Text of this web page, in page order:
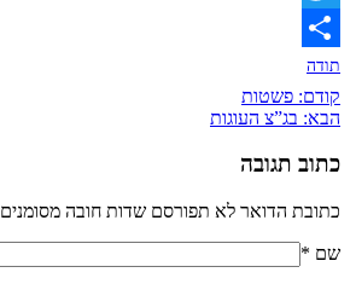
Twitter
תודה
קודם: פשטות
הבא: בג”צ העוגות
כתוב תגובה
כתובת הדואר לא תפורסם שדות חובה מסומנים
שם *